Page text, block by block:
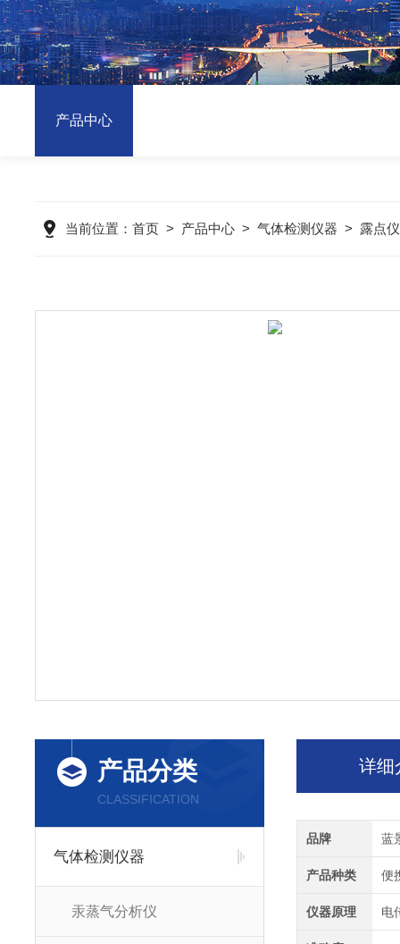
产品中心
当前位置： 首页 > 产品中心 > 气体检测仪器 > 露点仪
产品分类
CLASSIFICATION
气体检测仪器
汞蒸气分析仪
详细
品牌 蓝
产品种类 便
仪器原理 电